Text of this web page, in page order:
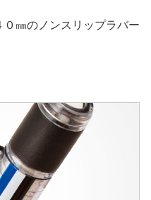
㎜のノンスリップラバー